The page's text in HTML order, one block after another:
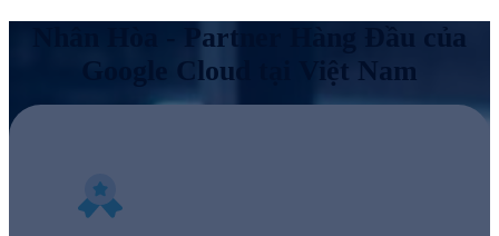
Nhân Hòa - Partner Hàng Đầu của
Google Cloud tại Việt Nam